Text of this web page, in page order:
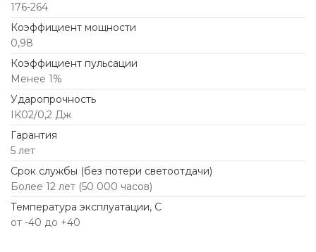
176-264
Коэффициент мощности
0,98
Коэффициент пульсации
Менее 1%
Ударопрочность
IK02/0,2 Дж
Гарантия
5 лет
Срок службы (без потери светоотдачи)
Более 12 лет (50 000 часов)
Температура эксплуатации, С
от -40 до +40